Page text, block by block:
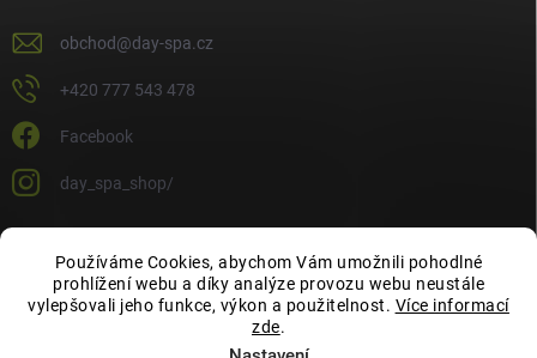
Používáme Cookies, abychom Vám umožnili pohodlné
prohlížení webu a díky analýze provozu webu neustále
vylepšovali jeho funkce, výkon a použitelnost. Více informací
zde.
obchod@day-spa.cz
+420 777 543 478
Facebook
day_spa_shop/
OCHRANA OSOBNÍCH ÚDAJŮ